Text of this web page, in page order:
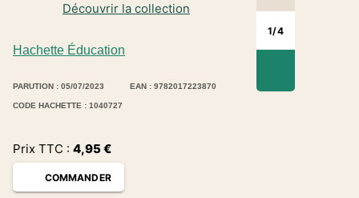
1/4
Hachette Éducation
Découvrir la collection
PARUTION : 05/07/2023 EAN : 9782017223870
CODE HACHETTE : 1040727
Prix TTC : 4,95€
COMMANDER